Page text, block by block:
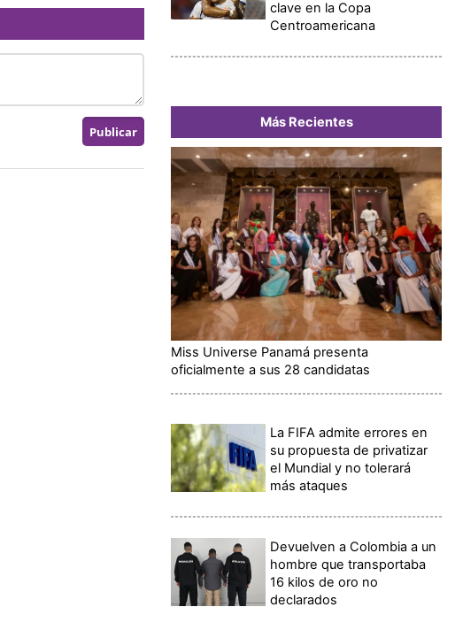
clave en la Copa
Centroamericana
Más Recientes
Miss Universe Panamá presenta
oficialmente a sus 28 candidatas
La FIFA admite errores en
su propuesta de privatizar
el Mundial y no tolerará
más ataques
Devuelven a Colombia a un
hombre que transportaba
16 kilos de oro no
declarados